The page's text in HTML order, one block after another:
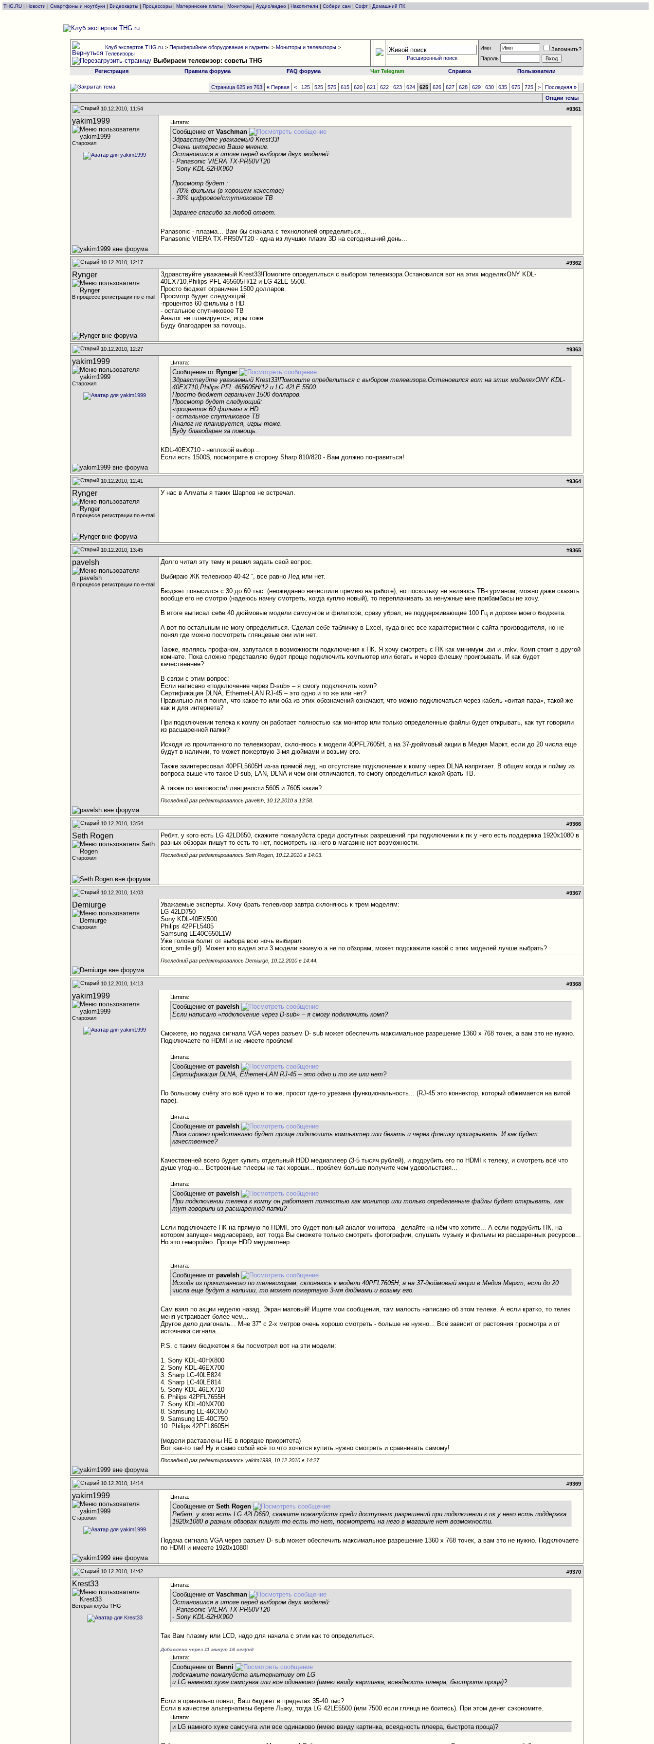
THG.RU | Новости | Смартфоны и ноутбуки | Видеокарты | Процессоры | Материнские платы | Мониторы | Аудио/видео | Накопители | Собери сам | Софт | Домашний ПК
Клуб экспертов THG.ru >Периферийное оборудование и гаджеты >Мониторы и телевизоры >
Телевизоры
Выбираем телевизор: советы THG Расширенный поиск
Имя
Запомнить?
Пароль
Регистрация Правила форума FAQ форума Чат Telegram Справка Пользователи
Страница 625 из 763 « Первая < 125 525 575 615 620 621 622 623 624 625 626 627 628 629 630 635 675 725 > Последняя»
Опции темы
10.12.2010, 11:54
#9361
yakim1999
Старожил
Цитата:
Сообщение отVaschman
Здравствуйте уважаемый Krest33!
Очень интересно Ваше мнение.
Остановился в итоге перед выбором двух моделей:
- Panasonic VIERA TX-PR50VT20
- Sony KDL-52HX900
Просмотр будет :
- 70% фильмы (в хорошем качестве)
- 30% цифровое/стутноковое ТВ
Заранее спасибо за любой ответ.
Panasonic - плазма... Вам бы сначала с технологией определиться...
Panasonic VIERA TX-PR50VT20 - одна из лучших плазм 3D на сегодняшний день...
10.12.2010, 12:17 #9362
Rynger
В процессе регистрации по e-mail
Здравствуйте уважаемый Krest33!Помогите определиться с выбором телевизора.Остановился вот на этих моделяхONY KDL-
40EX710,Philips PFL 465605H/12 и LG 42LE 5500.
Просто бюджет ограничен 1500 долларов.
Просмотр будет следующий:
-процентов 60 фильмы в HD
- остальное спутниковое ТВ
Аналог не планируется, игры тоже.
Буду благодарен за помощь.
10.12.2010, 12:27 #9363
yakim1999
Старожил
Цитата:
Сообщение от Rynger
Здравствуйте уважаемый Krest33!Помогите определиться с выбором телевизора.Остановился вот на этих моделяхONY KDL-
40EX710,Philips PFL 465605H/12 и LG 42LE 5500.
Просто бюджет ограничен 1500 долларов.
Просмотр будет следующий:
-процентов 60 фильмы в HD
- остальное спутниковое ТВ
Аналог не планируется, игры тоже.
Буду благодарен за помощь.
KDL-40EX710 - неплохой выбор...
Если есть 1500$, посмотрите в сторону Sharp 810/820 - Вам должно понравиться!
10.12.2010, 12:41 #9364
Rynger
В процессе регистрации по e-mail
У нас в Алматы я таких Шарпов не встречал.
10.12.2010, 13:45 #9365
pavelsh
В процессе регистрации по e-mail
Долго читал эту тему и решил задать свой вопрос.
Выбираю ЖК телевизор 40-42 “, все равно Лед или нет.
Бюджет повысился с 30 до 60 тыс. (неожиданно начислили премию на работе), но поскольку не являюсь ТВ-гурманом, можно даже сказать
вообще его не смотрю (надеюсь начну смотреть, когда куплю новый), то переплачивать за ненужные мне прибамбасы не хочу.
В итоге выписал себе 40 дюймовые модели самсунгов и филипсов, сразу убрал, не поддерживающие 100 Гц и дороже моего бюджета.
А вот по остальным не могу определиться. Сделал себе табличку в Excel, куда внес все характеристики с сайта производителя, но не
понял где можно посмотреть глянцевые они или нет.
Также, являясь профаном, запутался в возможности подключения к ПК. Я хочу смотреть с ПК как минимум .avi и .mkv. Комп стоит в другой
комнате. Пока сложно представляю будет проще подключить компьютер или бегать и через флешку проигрывать. И как будет
качественнее?
В связи с этим вопрос:
Если написано «подключение через D-sub» – я смогу подключить комп?
Сертификация DLNA, Ethernet-LAN RJ-45 – это одно и то же или нет?
Правильно ли я понял, что какое-то или оба из этих обозначений означают, что можно подключаться через кабель «витая пара», такой же
как и для интернета?
При подключении телека к компу он работает полностью как монитор или только определенные файлы будет открывать, как тут говорили
из расшаренной папки?
Исходя из прочитанного по телевизорам, склоняюсь к модели 40PFL7605H, а на 37-дюймовый акции в Медия Маркт, если до 20 числа еще
будут в наличии, то может пожертвую 3-мя дюймами и возьму его.
Также заинтересовал 40PFL5605H из-за прямой лед, но отсутствие подключение к компу через DLNA напрягает. В общем когда я пойму из
вопроса выше что такое D-sub, LAN, DLNA и чем они отличаются, то смогу определиться какой брать ТВ.
А также по матовости/глянцевости 5605 и 7605 какие?
Последний раз редактировалось pavelsh, 10.12.2010 в 13:58
10.12.2010, 13:54 #9366
Seth Rogen
Старожил
Ребят, у кого есть LG 42LD650, скажите пожалуйста среди доступных разрешений при подключении к пк у него есть поддержка 1920x1080 в
разных обзорах пишут то есть то нет, посмотреть на него в магазине нет возможности.
Последний раз редактировалось Seth Rogen, 10.12.2010 в 14:03
10.12.2010, 14:03 #9367
Demiurge
Старожил
Уважаемые эксперты. Хочу брать телевизор завтра склоняюсь к трем моделям:
LG 42LD750
Sony KDL-40EX500
Philips 42PFL5405
Samsung LE40C650L1W
Уже голова болит от выбора всю ночь выбирал
icon_smile.gif). Может кто видел эти 3 модели вживую а не по обзорам, может подскажите какой с этих моделей лучше выбрать?
Последний раз редактировалось Demiurge, 10.12.2010 в 14:44
10.12.2010, 14:13 #9368
yakim1999
Старожил
Цитата:
Сообщение отpavelsh
Если написано «подключение через D-sub» – я смогу подключить комп?
Сможете, но подача сигнала VGA через разъем D- sub может обеспечить максимальное разрешение 1360 x 768 точек, а вам это не нужно.
Подключаете по HDMI и не имеете проблем!
Цитата:
Сообщение отpavelsh
Сертификация DLNA, Ethernet-LAN RJ-45 – это одно и то же или нет?
По большому счёту это всё одно и то же, просот где-то урезана функциональность... (RJ-45 это коннектор, который обжимается на витой
паре).
Цитата:
Сообщение отpavelsh
Пока сложно представляю будет проще подключить компьютер или бегать и через флешку проигрывать. И как будет
качественнее?
Качественней всего будет купить отдельный HDD медиаплеер (3-5 тысяч рублей), и подрубить его по HDMI к телеку, и смотреть всё что
душе угодно... Встроенные плееры не так хороши... проблем больше получите чем удовольствия...
Цитата:
Сообщение отpavelsh
При подключении телека к компу он работает полностью как монитор или только определенные файлы будет открывать, как
тут говорили из расшаренной папки?
Если подключаете ПК на прямую по HDMI, это будет полный аналог монитора - делайте на нём что хотите... А если подрубить ПК, на
котором запущен медиасервер, вот тогда Вы сможете только смотреть фотографии, слушать музыку и фильмы из расшаренных ресурсов...
Но это геморойно. Проще HDD медиаплеер.
Цитата:
Сообщение отpavelsh
Исходя из прочитанного по телевизорам, склоняюсь к модели 40PFL7605H, а на 37-дюймовый акции в Медия Маркт, если до 20
числа еще будут в наличии, то может пожертвую 3-мя дюймами и возьму его.
Сам взял по акции неделю назад. Экран матовый! Ищите мои сообщения, там малость написано об этом телеке. А если кратко, то телек
меня устраивает более чем...
Другое дело диагональ... Мне 37" с 2-х метров очень хорошо смотреть - больше не нужно... Всё зависит от растояния просмотра и от
источника сигнала...
P.S. с таким бюджетом я бы посмотрел вот на эти модели:
1. Sony KDL-40HX800
2. Sony KDL-46EX700
3. Sharp LC-40LE824
4. Sharp LC-40LE814
5. Sony KDL-46EX710
6. Philips 42PFL7655H
7. Sony KDL-40NX700
8. Samsung LE-46C650
9. Samsung LE-40C750
10. Philips 42PFL8605H
(модели раставлены НЕ в порядке приоритета)
Вот как-то так! Ну и само собой всё то что хочется купить нужно смотреть и сравнивать самому!
Последний раз редактировалось yakim1999, 10.12.2010 в 14:27.
10.12.2010, 14:14 #9369
yakim1999
Старожил
Цитата:
Сообщение отSeth Rogen
Ребят, у кого есть LG 42LD650, скажите пожалуйста среди доступных разрешений при подключении к пк у него есть поддержка
1920x1080 в разных обзорах пишут то есть то нет, посмотреть на него в магазине нет возможности.
Подача сигнала VGA через разъем D- sub может обеспечить максимальное разрешение 1360 x 768 точек, а вам это не нужно. Подключаете
по HDMI и имеете 1920х1080!
10.12.2010, 14:42 #9370
Krest33
Ветеран клуба THG
Цитата:
Сообщение отVaschman
Остановился в итоге перед выбором двух моделей:
- Panasonic VIERA TX-PR50VT20
- Sony KDL-52HX900
Так Вам плазму или LCD, надо для начала с этим как то определиться.
Добавлено через 11 минут 16 секунд
Цитата:
Сообщение от Benni
подскажите пожалуйста альтернативу от LG
и LG намного хуже самсунга или все одинаково (имею ввиду картинка, всеядность плеера, быстрота проца)?
Если я правильно понял, Ваш бюджет в пределах 35-40 тыс?
Если в качестве альтернативы берете Лыжу, тогда LG 42LE5500 (или 7500 если глянца не боитесь). При этом денег сэкономите.
Цитата:
и LG намного хуже самсунга или все одинаково (имею ввиду картинка, всеядность плеера, быстрота проца)?